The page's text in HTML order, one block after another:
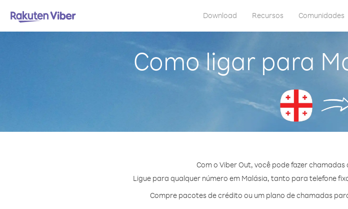
Download Recursos Comunidades
Como ligar para
Com o Viber Out, você pode fazer
Ligue para qualquer número em Malásia, tanto para telefone
Compre pacotes de crédito ou um plano de chamadas